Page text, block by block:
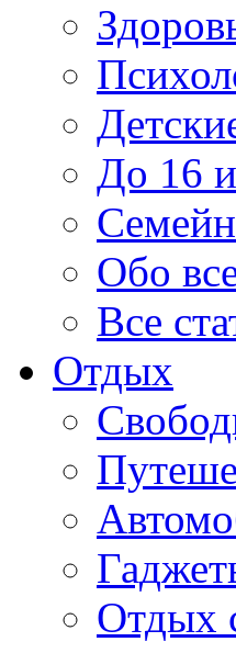
До 16
Обо
Все
Отдых
Отдых